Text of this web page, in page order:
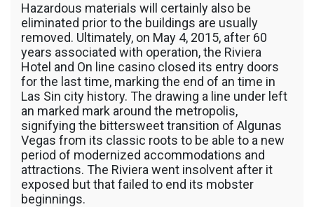
Hazardous materials will certainly also be
eliminated prior to the buildings are usually
removed. Ultimately, on May 4, 2015, after 60
years associated with operation, the Riviera
Hotel and On line casino closed its entry doors
for the last time, marking the end of an time in
Las Sin city history. The drawing a line under left
an marked mark around the metropolis,
signifying the bittersweet transition of Algunas
Vegas from its classic roots to be able to a new
period of modernized accommodations and
attractions. The Riviera went insolvent after it
exposed but that failed to end its mobster
beginnings.